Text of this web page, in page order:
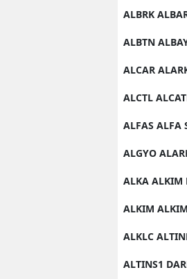
ALBRK
ALBTN
ALCAR
ALCTL
ALFAS ALFA
ALGYO
ALKA ALKIM
ALKIM
ALKLC
ALTINS1